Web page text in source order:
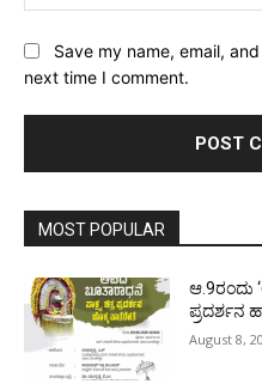
Save my name, email,
next time I comment.
MOST POPULAR
ಆ.9ರಂದು
ಪ್ರದರ್ಶನ
August 8,